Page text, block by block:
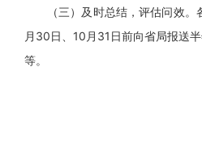
（三）及时总结，评估问效
月30日、10月31日前向省局报送
等。